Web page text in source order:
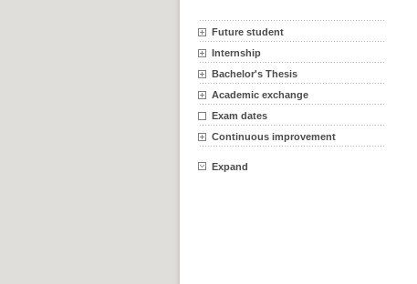
Future student
Internship
Bachelor's Thesis
Academic exchange
Exam dates
Continuous improvement
Expand